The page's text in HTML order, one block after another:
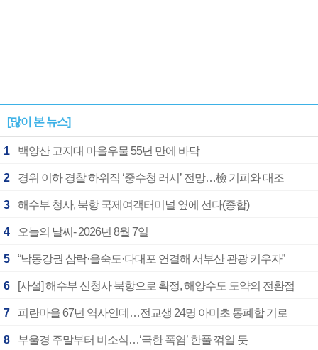
[많이 본 뉴스]
1 백양산 고지대 마을우물 55년 만에 바닥
2 경위 이하 경찰 하위직 ‘중수청 러시’ 전망…檢 기피와 대조
3 해수부 청사, 북항 국제여객터미널 옆에 선다(종합)
4 오늘의 날씨- 2026년 8월 7일
5 “낙동강권 삼락·을숙도·다대포 연결해 서부산 관광 키우자”
6 [사설] 해수부 신청사 북항으로 확정, 해양수도 도약의 전환점
7 피란마을 67년 역사인데…전교생 24명 아미초 통폐합 기로
8 부울경 주말부터 비소식…‘극한 폭염’ 한풀 꺾일 듯